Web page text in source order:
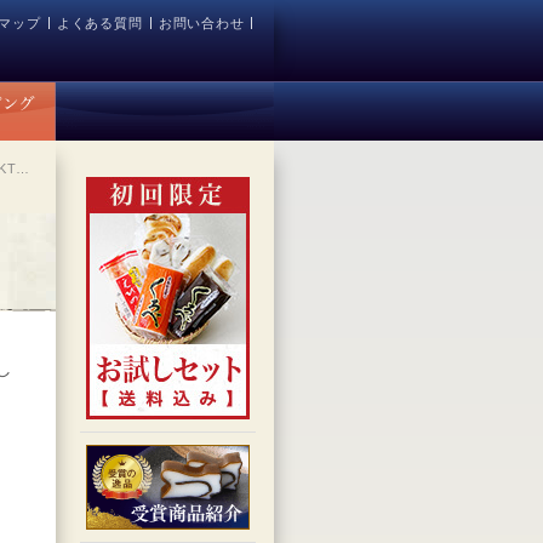
ップ よくある質問 お問い合わせ